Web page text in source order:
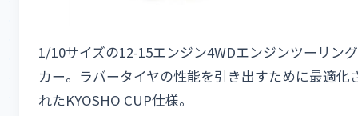
1/10サイズの12-15エンジン4WDエンジンツーリング
カー。ラバータイヤの性能を引き出すために最適化
れたKYOSHO CUP仕様。